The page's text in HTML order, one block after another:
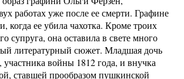
работах уже после ее смерти. Графине
когда ее убила чахотка. Кроме троих
супруга, она оставила в свете много
литературный сюжет. Младшая дочь
войны 1812 года, и внучка
ставшей прообразом пушкинской